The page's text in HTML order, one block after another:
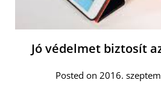
Jó védelmet biztosít
Posted on 2016.